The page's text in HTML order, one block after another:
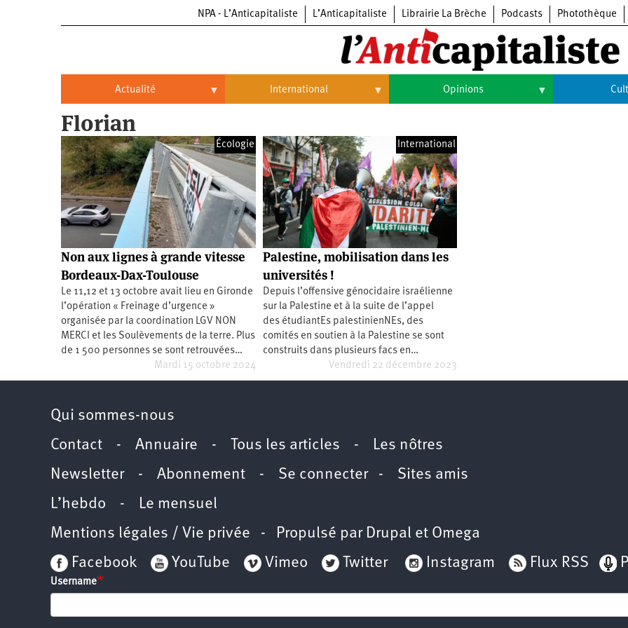
NPA - L’Anticapitaliste L’Anticapitaliste Librairie La Brèche Podcasts Photothèque
Actualité
Actualité
Politique
Entreprises
Entreprises
Automobile
Aéronautique
Commerce
Hôpitaux
SNCF
Oppressions
Oppressions
Antiracisme
Féminisme
LGBTI
Économie
Éducation
Santé
Vidéos
International
Brésil
Chine
États-
Unis
Continents
Afrique
Amérique
du
Nord
Amérique
latine
Moyen-
Océanie
Opinions
Histoire
Florian
Écologie
Non aux lignes à grande vitesse
Bordeaux-Dax-Toulouse
Le 11,12 et 13 octobre avait lieu en Gironde
l’opération « Freinage d’urgence »
organisée par la coordination LGV NON
MERCI et les Soulèvements de la terre. Plus
de 1 500 personnes se sont retrouvées…
Mardi 15 octobre 2024
International
Palestine, mobilisation dans les
universités !
Depuis l’offensive génocidaire israélienne
sur la Palestine et à la suite de l’appel
des étudiantEs palestinienNEs, des
comités en soutien à la Palestine se sont
construits dans plusieurs facs en…
Vendredi 22 décembre 2023
Qui sommes-nous
Contact - Annuaire - Tous les articles - Les nôtres
Newsletter- Abonnement - Se connecter- Sites amis
L’hebdo - Le mensuel
Mentions légales / Vie privée - Propulsé par Drupal et Omega
Facebook
YouTube Vimeo Twitter Instagram Flux RSS
Username